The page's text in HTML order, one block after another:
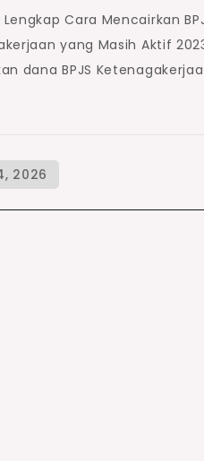
Cara Mencairkan
yang Masih Aktif
dana BPJS